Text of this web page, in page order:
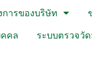
การของบริษัท
คล ระบบตรวจวั